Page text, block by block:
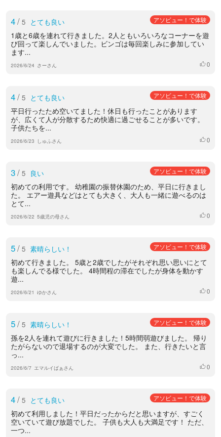
4/ 5 とても良い アソビュー！で体験
1歳と6歳を連れて行きました。2人ともいろいろなコーナーを遊
び回って楽しんでいました。ビンゴは毎回楽しみに参加してい
ます...
2026/6/24 さーさん いいね
0
4/ 5 とても良い アソビュー！で体験
平日行ったため空いてました！休日も行ったことがあります
が、広くて人が分散するため快適に過ごせることが多いです。
子供たちを...
2026/6/23 しゅふさん いいね
0
3/ 5 良い アソビュー！で体験
初めての利用です。 幼稚園の振替休園のため、平日に行きまし
た。 エアー遊具などはとても大きく、大人も一緒に遊べるのは
とて...
2026/6/22 5歳児の母さん いいね
0
5/ 5 素晴らしい！ アソビュー！で体験
初めて行きました。 5歳と2歳でしたがそれぞれ思い思いにとて
も楽しんでる様でした。 4時間程の滞在でしたが身体を動かす
遊...
2026/6/21 ゆかさん いいね
0
5/ 5 素晴らしい！ アソビュー！で体験
孫を2人を連れて遊びに行きました！5時間弱遊びました。 帰り
たがらないので退場するのが大変でした。 また、行きたいと言
っ...
2026/6/7 エマルイばぁさん いいね
0
4/ 5 とても良い アソビュー！で体験
初めて利用しました！平日だったからだと思いますが、すごく
空いていて遊び放題でした。 子供も大人も大満足です！ ただ、
一つ...